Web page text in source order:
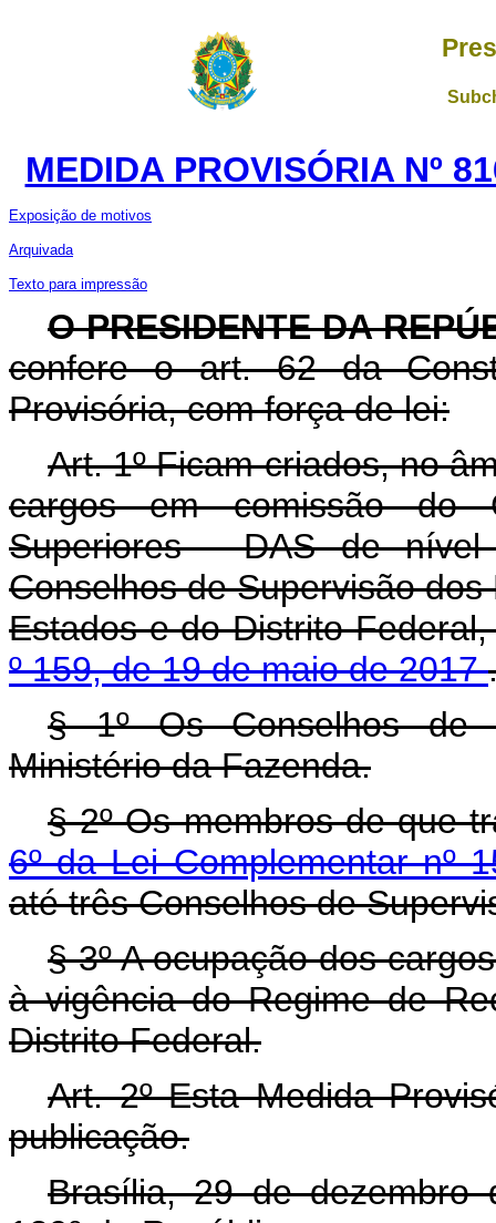
MEDIDA PROVISÓRIA Nº
Exposição de motivos
Arquivada
Texto para impressão
O PRESIDENTE DA
confere o art. 62 da
Provisória, com força de lei:
Art. 1º Ficam criados, no
cargos em comissão do
Superiores - DAS de
Conselhos de Supervisão
Estados e do Distrito
º 159, de 19 de maio de 2017
§ 1º Os Conselhos de
Ministério da Fazenda.
§ 2º Os membros de que
6º da Lei Complementar nº
até três Conselhos de
§ 3º A ocupação dos
à vigência do Regime de
Distrito Federal.
Art. 2º Esta Medida
publicação.
Brasília, 29 de dezembro